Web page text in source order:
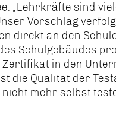
„Lehrkräfte sind
Vorschlag
direkt an den
Schulgebäudes
in den
die Qualität der
mehr selbst